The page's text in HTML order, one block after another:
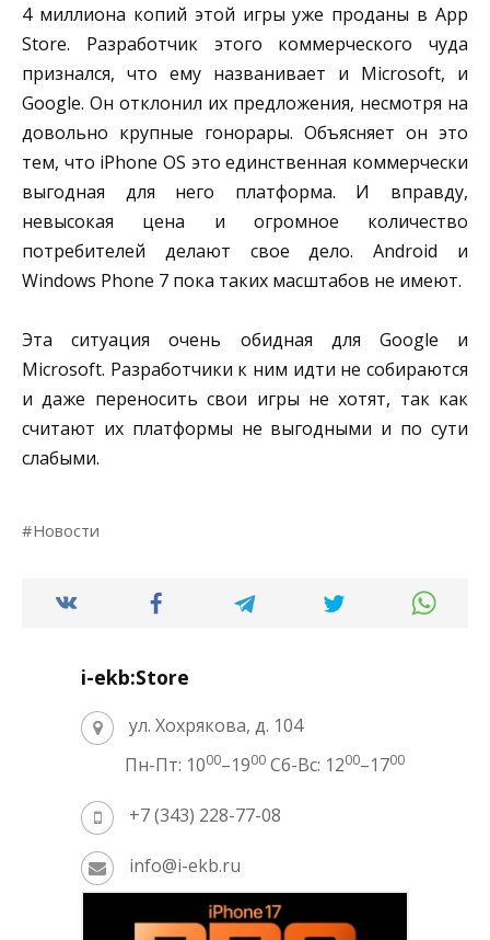
4 миллиона копий этой игры уже проданы в App
Store. Разработчик этого коммерческого чуда
признался, что ему названивает и Microsoft, и
Google. Он отклонил их предложения, несмотря на
довольно крупные гонорары. Объясняет он это
тем, что iPhone OS это единственная коммерчески
выгодная для него платформа. И вправду,
невысокая цена и огромное количество
потребителей делают свое дело. Android и
Windows Phone 7 пока таких масштабов не имеют.
Эта ситуация очень обидная для Google и
Microsoft. Разработчики к ним идти не собираются
и даже переносить свои игры не хотят, так как
считают их платформы не выгодными и по сути
слабыми.
Новости
i-ekb:Store
ул. Хохрякова, д. 104
Пн-Пт: 1000–1900 Сб-Вс: 1200–1700
+7 (343) 228-77-08
info@i-ekb.ru